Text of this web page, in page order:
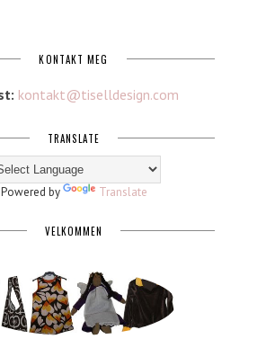
KONTAKT MEG
kontakt@tiselldesign.com
TRANSLATE
Powered by Translate
VELKOMMEN